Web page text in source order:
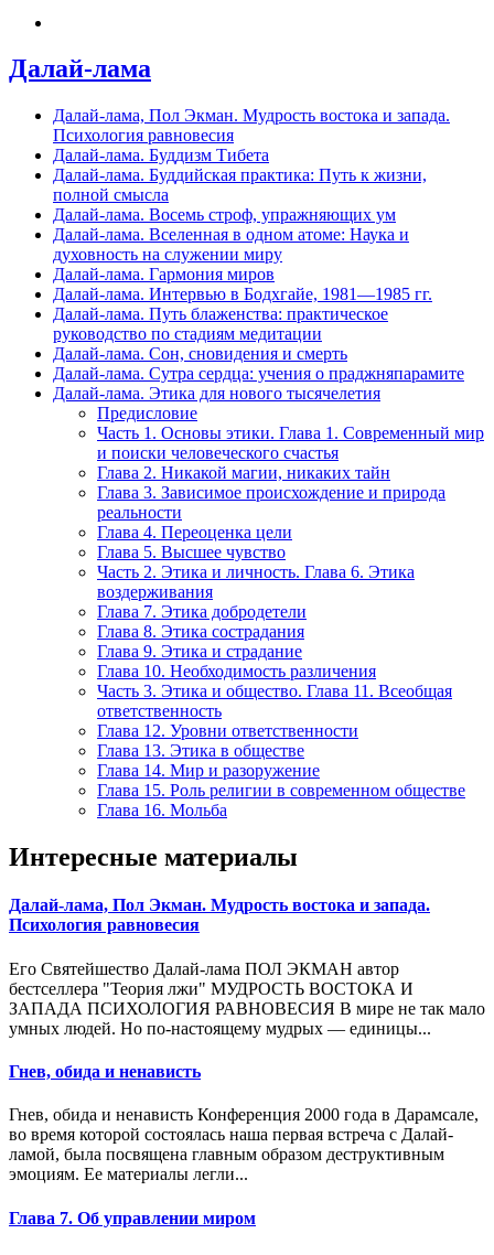
Далай-лама
Далай-лама, Пол Экман. Мудрость востока и запада.
Психология равновесия
Далай-лама. Буддизм Тибета
Далай-лама. Буддийская практика: Путь к жизни,
полной смысла
Далай-лама. Восемь строф, упражняющих ум
Далай-лама. Вселенная в одном атоме: Наука и
духовность на служении миру
Далай-лама. Гармония миров
Далай-лама. Интервью в Бодхгайе, 1981—1985 гг.
Далай-лама. Путь блаженства: практическое
руководство по стадиям медитации
Далай-лама. Сон, сновидения и смерть
Далай-лама. Сутра сердца: учения о праджняпарамите
Далай-лама. Этика для нового тысячелетия
Предисловие
Часть 1. Основы этики. Глава 1. Современный мир
и поиски человеческого счастья
Глава 2. Никакой магии, никаких тайн
Глава 3. Зависимое происхождение и природа
реальности
Глава 4. Переоценка цели
Глава 5. Высшее чувство
Часть 2. Этика и личность. Глава 6. Этика
воздерживания
Глава 7. Этика добродетели
Глава 8. Этика сострадания
Глава 9. Этика и страдание
Глава 10. Необходимость различения
Часть 3. Этика и общество. Глава 11. Всеобщая
ответственность
Глава 12. Уровни ответственности
Глава 13. Этика в обществе
Глава 14. Мир и разоружение
Глава 15. Роль религии в современном обществе
Глава 16. Мольба
Интересные материалы
Далай-лама, Пол Экман. Мудрость востока и запада.
Психология равновесия
Его Святейшество Далай-лама ПОЛ ЭКМАН автор
бестселлера "Теория лжи" МУДРОСТЬ ВОСТОКА И
ЗАПАДА ПСИХОЛОГИЯ РАВНОВЕСИЯ В мире не так мало
умных людей. Но по-настоящему мудрых — единицы...
Гнев, обида и ненависть
Гнев, обида и ненависть Конференция 2000 года в Дарамсале,
во время которой состоя­лась наша первая встреча с Далай-
ламой, была посвящена главным образом деструктивным
эмоциям. Ее материалы легли...
Глава 7. Об управлении миром